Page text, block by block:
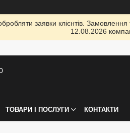
заявки клієнтів.
12.08.2026
ТОВАРИ І ПОСЛУГИ КОНТАКТИ